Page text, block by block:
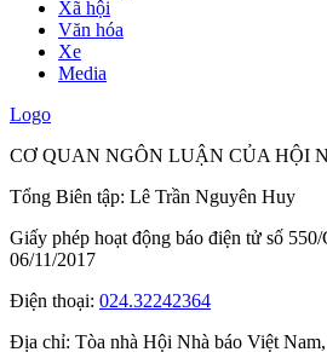
Xã hội
Văn hóa
Xe
Media
Logo
CƠ QUAN NGÔN LUẬN CỦA HỘI
Tổng Biên tập: Lê Trần Nguyên Huy
Giấy phép hoạt động báo điện tử số
06/11/2017
Điện thoại: 024.32242364
Địa chỉ: Tòa nhà Hội Nhà báo Việt